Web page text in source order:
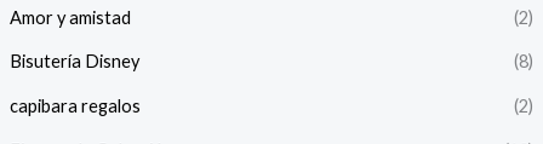
Amor y amistad (2)
Bisutería Disney (8)
capibara regalos (2)